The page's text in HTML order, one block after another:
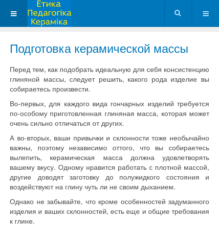
Подготовка керамической массы
Перед тем, как подобрать идеальную для себя консистенцию
глиняной массы, следует решить, какого рода изделие вы
собираетесь произвести.
Во-первых, для каждого вида гончарных изделий требуется
по-особому приготовленная глиняная масса, которая может
очень сильно отличаться от других.
А во-вторых, ваши привычки и склонности тоже необычайно
важны, поэтому независимо оттого, что вы собираетесь
вылепить, керамическая масса должна удовлетворять
вашему вкусу. Одному нравится работать с плотной массой,
другие доводят заготовку до полужидкого состояния и
воздействуют на глину чуть ли не своим дыханием.
Однако не забывайте, что кроме особенностей задуманного
изделия и ваших склонностей, есть еще и общие требования
к глине.